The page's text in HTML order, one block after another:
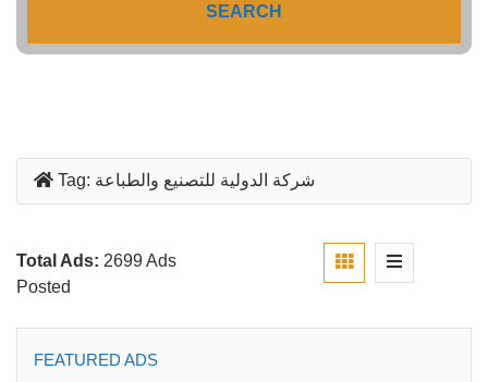
SEARCH
Tag: شركة الدولية للتصنيع والطباعة
Total Ads: 2699 Ads
Posted
FEATURED ADS